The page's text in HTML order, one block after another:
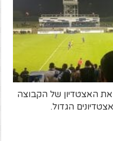
האצטדיון של הקבוצה
הגדול.